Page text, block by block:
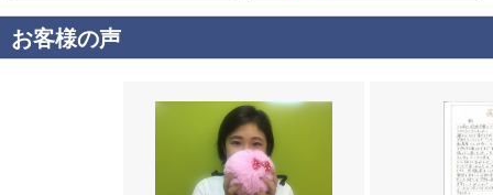
お客様の声